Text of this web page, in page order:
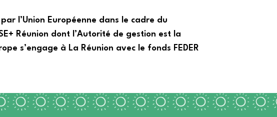
l’Union Européenne dans le cadre du
Réunion dont l’Autorité de gestion est la
s’engage à La Réunion avec le fonds FEDER